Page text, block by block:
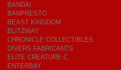
BANDAI
BANPRESTO
BEAST KINGDOM
BLITZWAY
CHRONICLE COLLECTIBLES
DIVERS FABRICANTS
ELITE CREATURE C.
ENTERBAY